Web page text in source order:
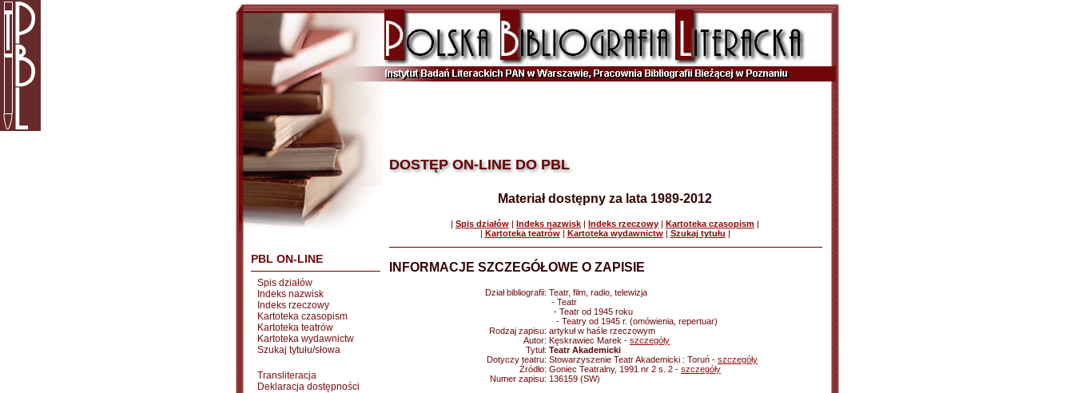
PBL ON-LINE
Spis działów
Indeks nazwisk
Indeks rzeczowy
Kartoteka czasopism
Kartoteka teatrów
Kartoteka wydawnictw
Szukaj tytułu/słowa
Transliteracja
Deklaracja dostępności
DOSTĘP ON-LINE DO PBL
Materiał dostępny za lata 1989-2012
| Spis działów | Indeks nazwisk | Indeks rzeczowy | Kartoteka czasopism |
| Kartoteka teatrów| Kartoteka wydawnictw| Szukaj tytułu |
INFORMACJE SZCZEGÓŁOWE O ZAPISIE
Dział bibliografii: Teatr, film, radio, telewizja
- Teatr
- Teatr od 1945 roku
- Teatry od 1945 r. (omówienia, repertuar)
Rodzaj zapisu: artykuł w haśle rzeczowym
Autor: Kęskrawiec Marek - szczegóły
Tytuł: Teatr Akademicki
Dotyczy teatru: Stowarzyszenie Teatr Akademicki : Toruń - szczegóły
Źródło: Goniec Teatralny, 1991 nr 2 s. 2 - szczegóły
Numer zapisu: 136159 (SW)